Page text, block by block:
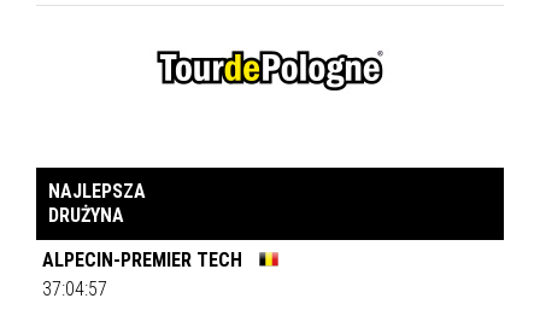
NAJLEPSZA
DRUŻYNA
ALPECIN-PREMIER TECH
37:04:57